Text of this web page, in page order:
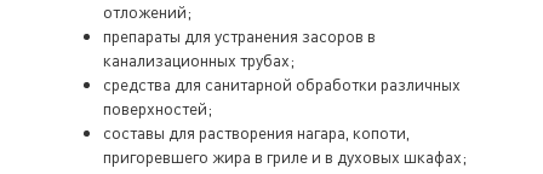
отложений;
препараты для устранения засоров в
канализационных трубах;
средства для санитарной обработки различных
поверхностей;
составы для растворения нагара, копоти,
пригоревшего жира в гриле и в духовых шкафах;